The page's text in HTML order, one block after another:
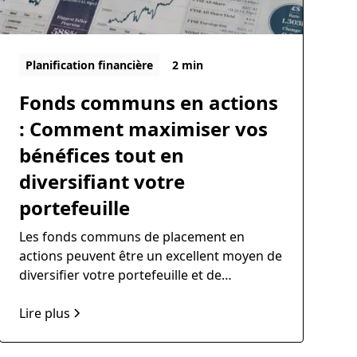
Planification financière 2 min
Fonds communs en actions
: Comment maximiser vos
bénéfices tout en
diversifiant votre
portefeuille
Les fonds communs de placement en
actions peuvent être un excellent moyen de
diversifier votre portefeuille et de
Cependant, il peut être difficile de
Lire plus